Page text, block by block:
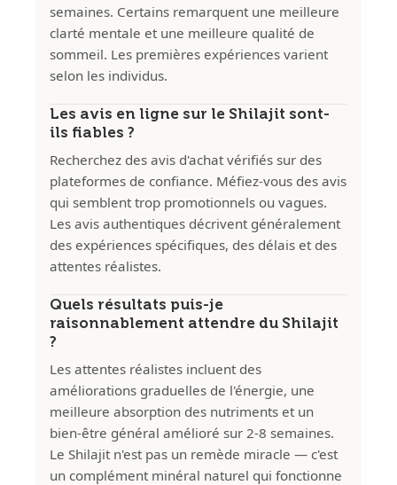
semaines. Certains remarquent une meilleure
clarté mentale et une meilleure qualité de
sommeil. Les premières expériences varient
selon les individus.
Les avis en ligne sur le Shilajit sont-
ils fiables ?
Recherchez des avis d'achat vérifiés sur des
plateformes de confiance. Méfiez-vous des avis
qui semblent trop promotionnels ou vagues.
Les avis authentiques décrivent généralement
des expériences spécifiques, des délais et des
attentes réalistes.
Quels résultats puis-je
raisonnablement attendre du Shilajit
?
Les attentes réalistes incluent des
améliorations graduelles de l'énergie, une
meilleure absorption des nutriments et un
bien-être général amélioré sur 2-8 semaines.
Le Shilajit n'est pas un remède miracle — c'est
un complément minéral naturel qui fonctionne